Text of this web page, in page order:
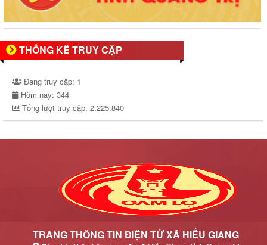
THỐNG KÊ TRUY CẬP
Đang truy cập: 1
Hôm nay: 344
Tổng lượt truy cập: 2.225.840
TRANG THÔNG TIN ĐIỆN TỬ XÃ HIẾU GIANG